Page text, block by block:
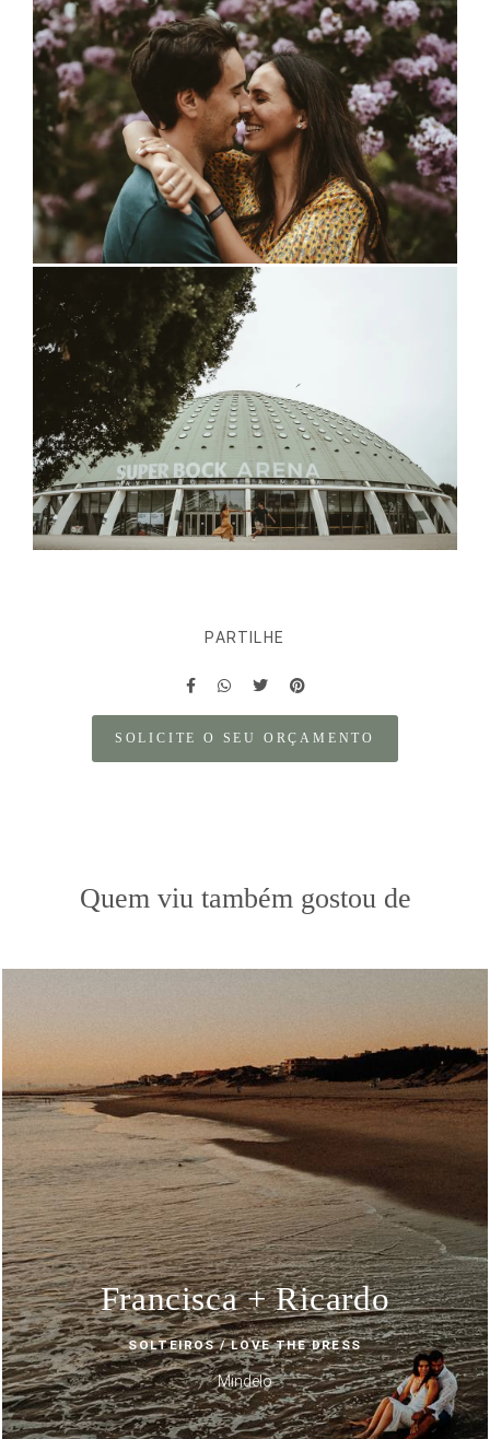
PARTILHE
SOLICITE O SEU ORÇAMENTO
Quem viu também gostou de
Francisca + Ricardo
SOLTEIROS / LOVE THE DRESS
Mindelo